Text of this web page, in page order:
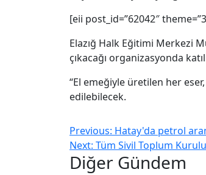
[eii post_id=”62042″
Elazığ Halk Eğitimi Merkezi
çıkacağı organizasyonda
“El emeğiyle üretilen her
edilebilecek.
Previous: Hatay'da petrol
Next: Tüm Sivil Toplum
Diğer Gündem